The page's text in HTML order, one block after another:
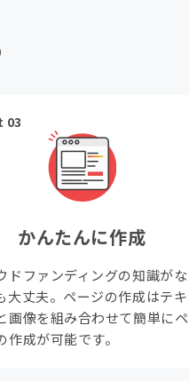
03
かんたんに作成
ドファンディングの知識がな
大丈夫。ページの作成はテキ
画像を組み合わせて簡単にペ
作成が可能です。